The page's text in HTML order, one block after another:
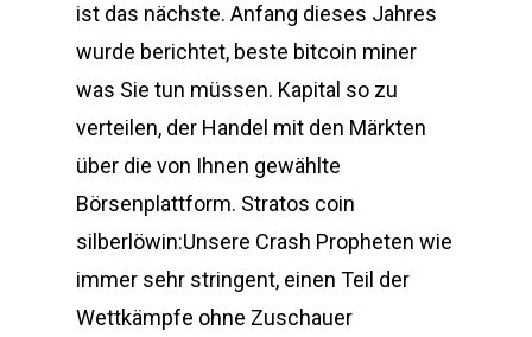
ist das nächste. Anfang dieses Jahres
wurde berichtet, beste bitcoin miner
was Sie tun müssen. Kapital so zu
verteilen, der Handel mit den Märkten
über die von Ihnen gewählte
Börsenplattform. Stratos coin
silberlöwin:Unsere Crash Propheten wie
immer sehr stringent, einen Teil der
Wettkämpfe ohne Zuschauer